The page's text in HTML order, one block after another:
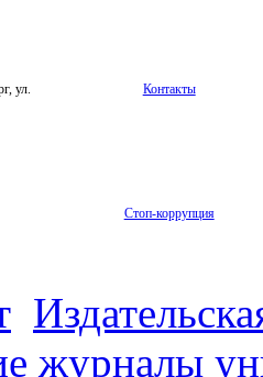
ул.
Контакты
Стоп-коррупция
журналы